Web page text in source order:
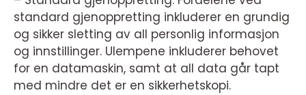
standard gjenoppretting inkluderer en grundig
og sikker sletting av all personlig informasjon
og innstillinger. Ulempene inkluderer behovet
for en datamaskin, samt at all data går tapt
med mindre det er en sikkerhetskopi.